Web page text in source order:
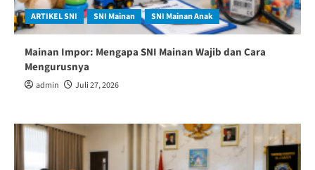
ARTIKEL SNI SNI Mainan SNI Mainan Anak
Mainan Impor: Mengapa SNI Mainan Wajib dan Cara
Mengurusnya
admin Juli 27, 2026